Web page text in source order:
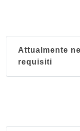
Al 59
Attualmente
requisiti